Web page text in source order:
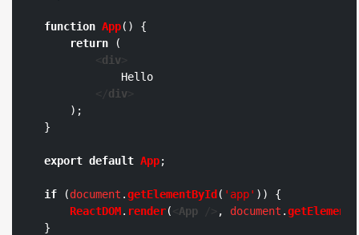
function App( ) {
return (
div
            Hello
div
    );
}
export default App;
if (document .getElementById ( 'app' )) {
ReactDOM. render( App , document .
}